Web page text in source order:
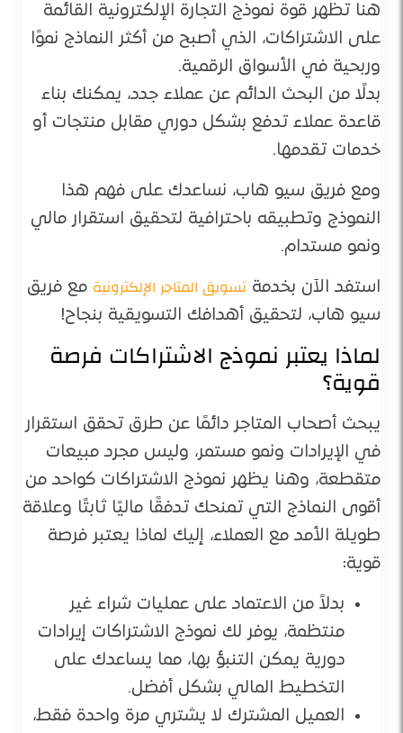
هنا تظهر قوة نموذج التجارة الإلكترونية القائمة
على الاشتراكات، الذي أصبح من أكثر النماذج نموًا
وربحية في الأسواق الرقمية.
بدلًا من البحث الدائم عن عملاء جدد، يمكنك بناء
قاعدة عملاء تدفع بشكل دوري مقابل منتجات أو
خدمات تقدمها.
ومع فريق سيو هاب، نساعدك على فهم هذا
النموذج وتطبيقه باحترافية لتحقيق استقرار مالي
ونمو مستدام.
استفد الآن بخدمة تسويق المتاجر الإلكترونية مع فريق
سيو هاب، لتحقيق أهدافك التسويقية بنجاح!
لماذا يعتبر نموذج الاشتراكات فرصة
قوية؟
يبحث أصحاب المتاجر دائمًا عن طرق تحقق استقرار
في الإيرادات ونمو مستمر، وليس مجرد مبيعات
متقطعة، وهنا يظهر نموذج الاشتراكات كواحد من
أقوى النماذج التي تمنحك تدفقًا ماليًا ثابتًا وعلاقة
طويلة الأمد مع العملاء، إليك لماذا يعتبر فرصة
قوية:
بدلاً من الاعتماد على عمليات شراء غير
منتظمة، يوفر لك نموذج الاشتراكات إيرادات
دورية يمكن التنبؤ بها، مما يساعدك على
التخطيط المالي بشكل أفضل.
العميل المشترك لا يشتري مرة واحدة فقط،